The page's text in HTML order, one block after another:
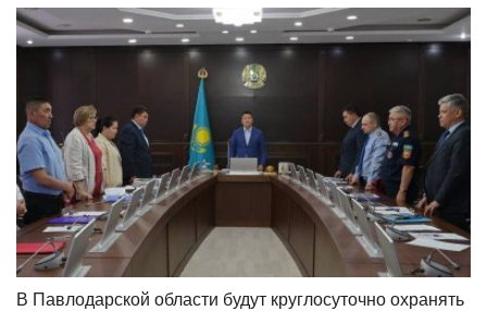
В Павлодарской области будут круглосуточно охранять